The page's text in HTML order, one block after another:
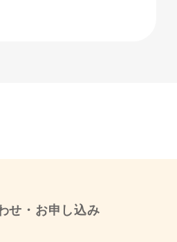
せ・お申し込み